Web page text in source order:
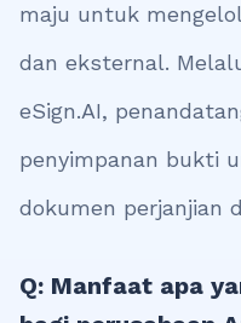
maju untuk
dan eksternal.
eSign.AI,
penyimpanan bukti
dokumen perjanjian
Q: Manfaat apa